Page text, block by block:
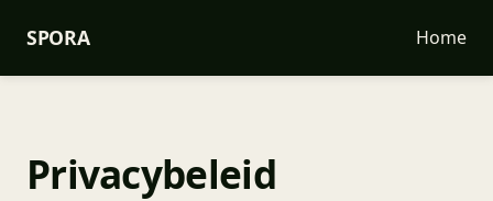
SPORA Home
Privacybeleid